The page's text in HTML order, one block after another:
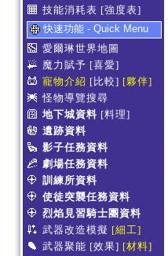
技能消耗表 [強度表]
快速功能 - Quick Menu
愛爾琳世界地圖
魔力賦予 [喜愛]
寵物介紹 [比較] [夥伴]
怪物導覽搜尋
地下城資料 [料理]
遺跡資料
影子任務資料
劇場任務資料
訓練所資料
使徒突襲任務資料
烈焰見習騎士團資料
武器改造模擬 [細工]
武器聚能 [效果] [材料]